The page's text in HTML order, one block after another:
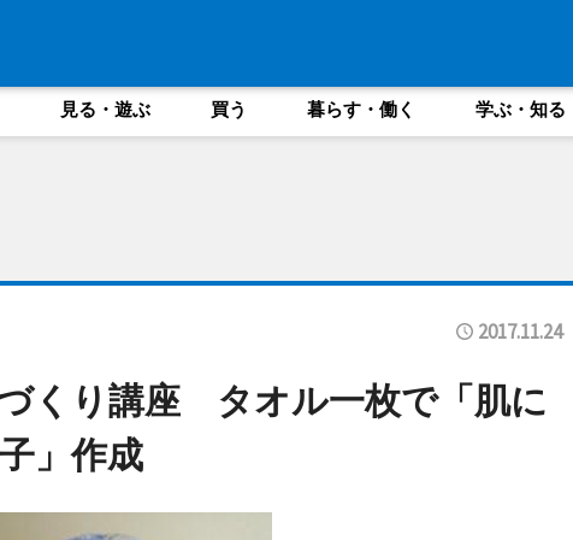
見る・遊ぶ 買う 暮らす・働く 学ぶ・知る
2017.11.24
くり講座 タオル一枚で「肌に
」作成